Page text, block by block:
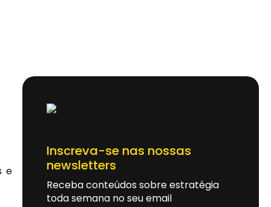
e
Inscreva-se nas nossas
newsletters
Receba conteúdos sobre estratégia
toda semana no seu email